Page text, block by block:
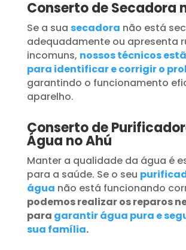
Conserto de Secadora
Se a sua secadora não está
adequadamente ou apresenta
incomuns, nossos técnicos
para identificar e corrigir o
garantindo o funcionamento
aparelho.
Conserto de
Água no Ahú
Manter a qualidade da água é
para a saúde. Se o seu
água não está funcionando
podemos realizar os reparos
para garantir água pura e
sua família.